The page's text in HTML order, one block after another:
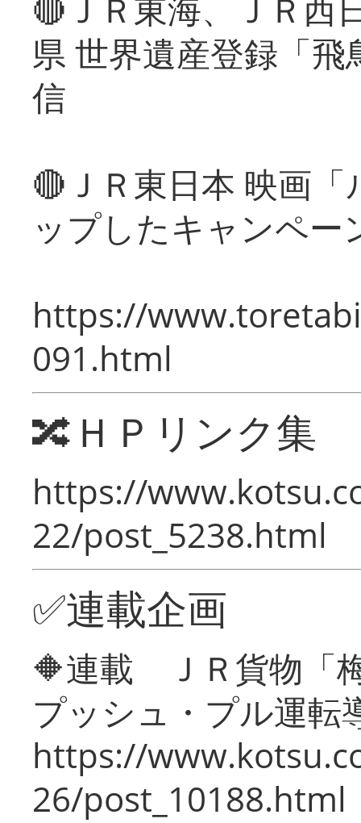
🔴ＪＲ東海、ＪＲ西
県 世界遺産登録「
信
🔴ＪＲ東日本 映画
ップしたキャンペー
https://
091.html
🔀ＨＰリンク集
https://
22/post_5238.html
✅連載企画
🔶連載 ＪＲ貨物「
プッシュ・プル運転
https://
26/post_10188.html